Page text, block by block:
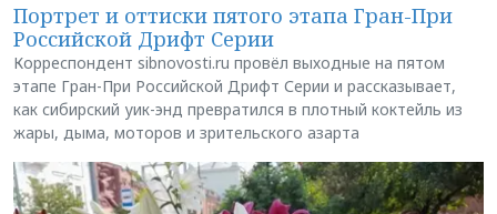
Портрет и оттиски пятого этапа Гран-При
Российской Дрифт Серии
Корреспондент sibnovosti.ru провёл выходные на пятом
этапе Гран-При Российской Дрифт Серии и рассказывает,
как сибирский уик-энд превратился в плотный коктейль из
жары, дыма, моторов и зрительского азарта